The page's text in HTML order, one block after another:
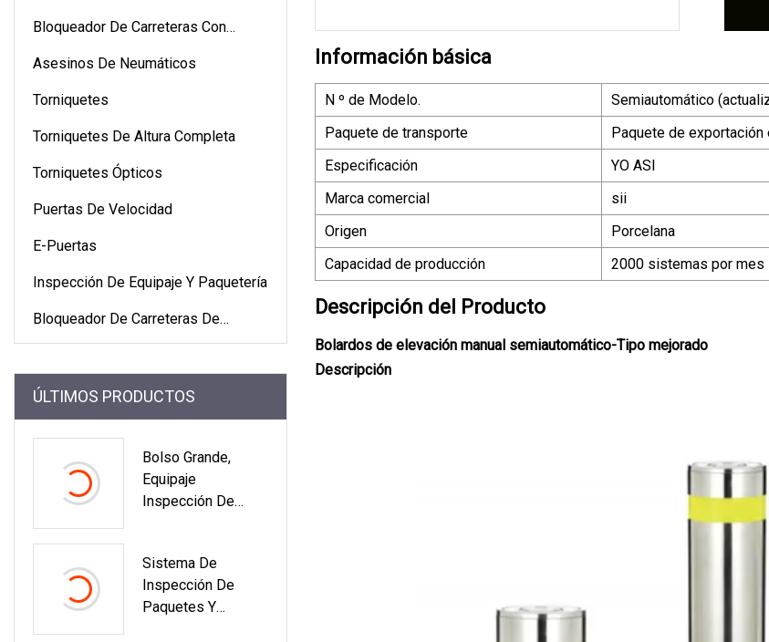
Bloqueador De Carreteras Con
Asesinos De Neumáticos
Torniquetes
Torniquetes De Altura Completa
Torniquetes Ópticos
Puertas De Velocidad
E-Puertas
Inspección De Equipaje Y Paquetería
Bloqueador De Carreteras De
Seguridad
ÚLTIMOS PRODUCTOS
Bolso Grande,
Equipaje
Inspección De
Escáner De Rayos
X Para Equipaje -
Precio Mayorista
Sistema De
Inspección De
Paquetes Y
Información básica
N º de Modelo.
Semiautomático
Paquete de transporte
Paquete de
Especificación
YO ASI
Marca comercial
sii
Origen
Porcelana
Capacidad de producción
2000 sistemas por mes
Descripción del Producto
Bolardos de elevación manual semiautomático-Tipo mejorado
Descripción